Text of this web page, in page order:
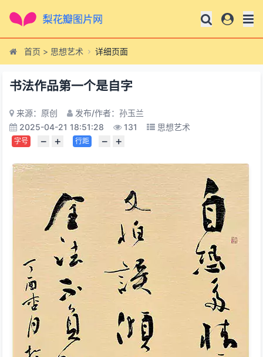
首页 > 思想艺术 详细页面
书法作品第一个是自字
来源：原创
发布/作者：孙玉兰
2025-04-21 18:51:28
131 思想艺术
字号 − + 行距 − +